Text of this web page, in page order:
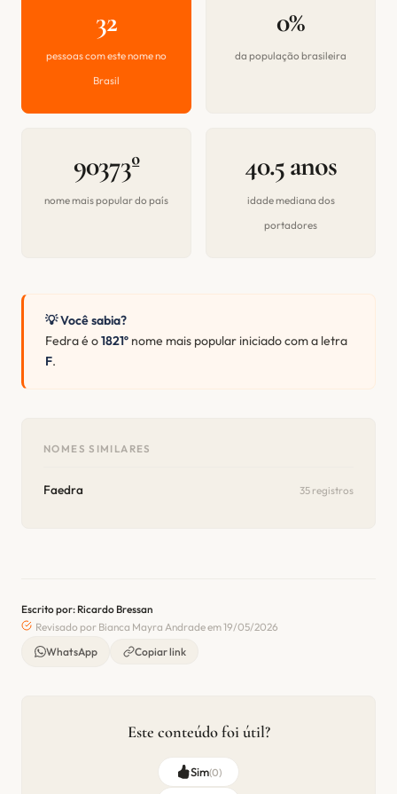
32
pessoas com este nome no
Brasil
0%
da população brasileira
90373º
nome mais popular do país
40.5 anos
idade mediana dos
portadores
💡 Você sabia?
Fedra é o1821º nome mais popular iniciado com a letra
F.
NOMES SIMILARES
Faedra 35 registros
Escrito por: Ricardo Bressan
Revisado por Bianca Mayra Andrade em 19/05/2026
WhatsApp
Copiar link
Este conteúdo foi útil?
Sim(0)